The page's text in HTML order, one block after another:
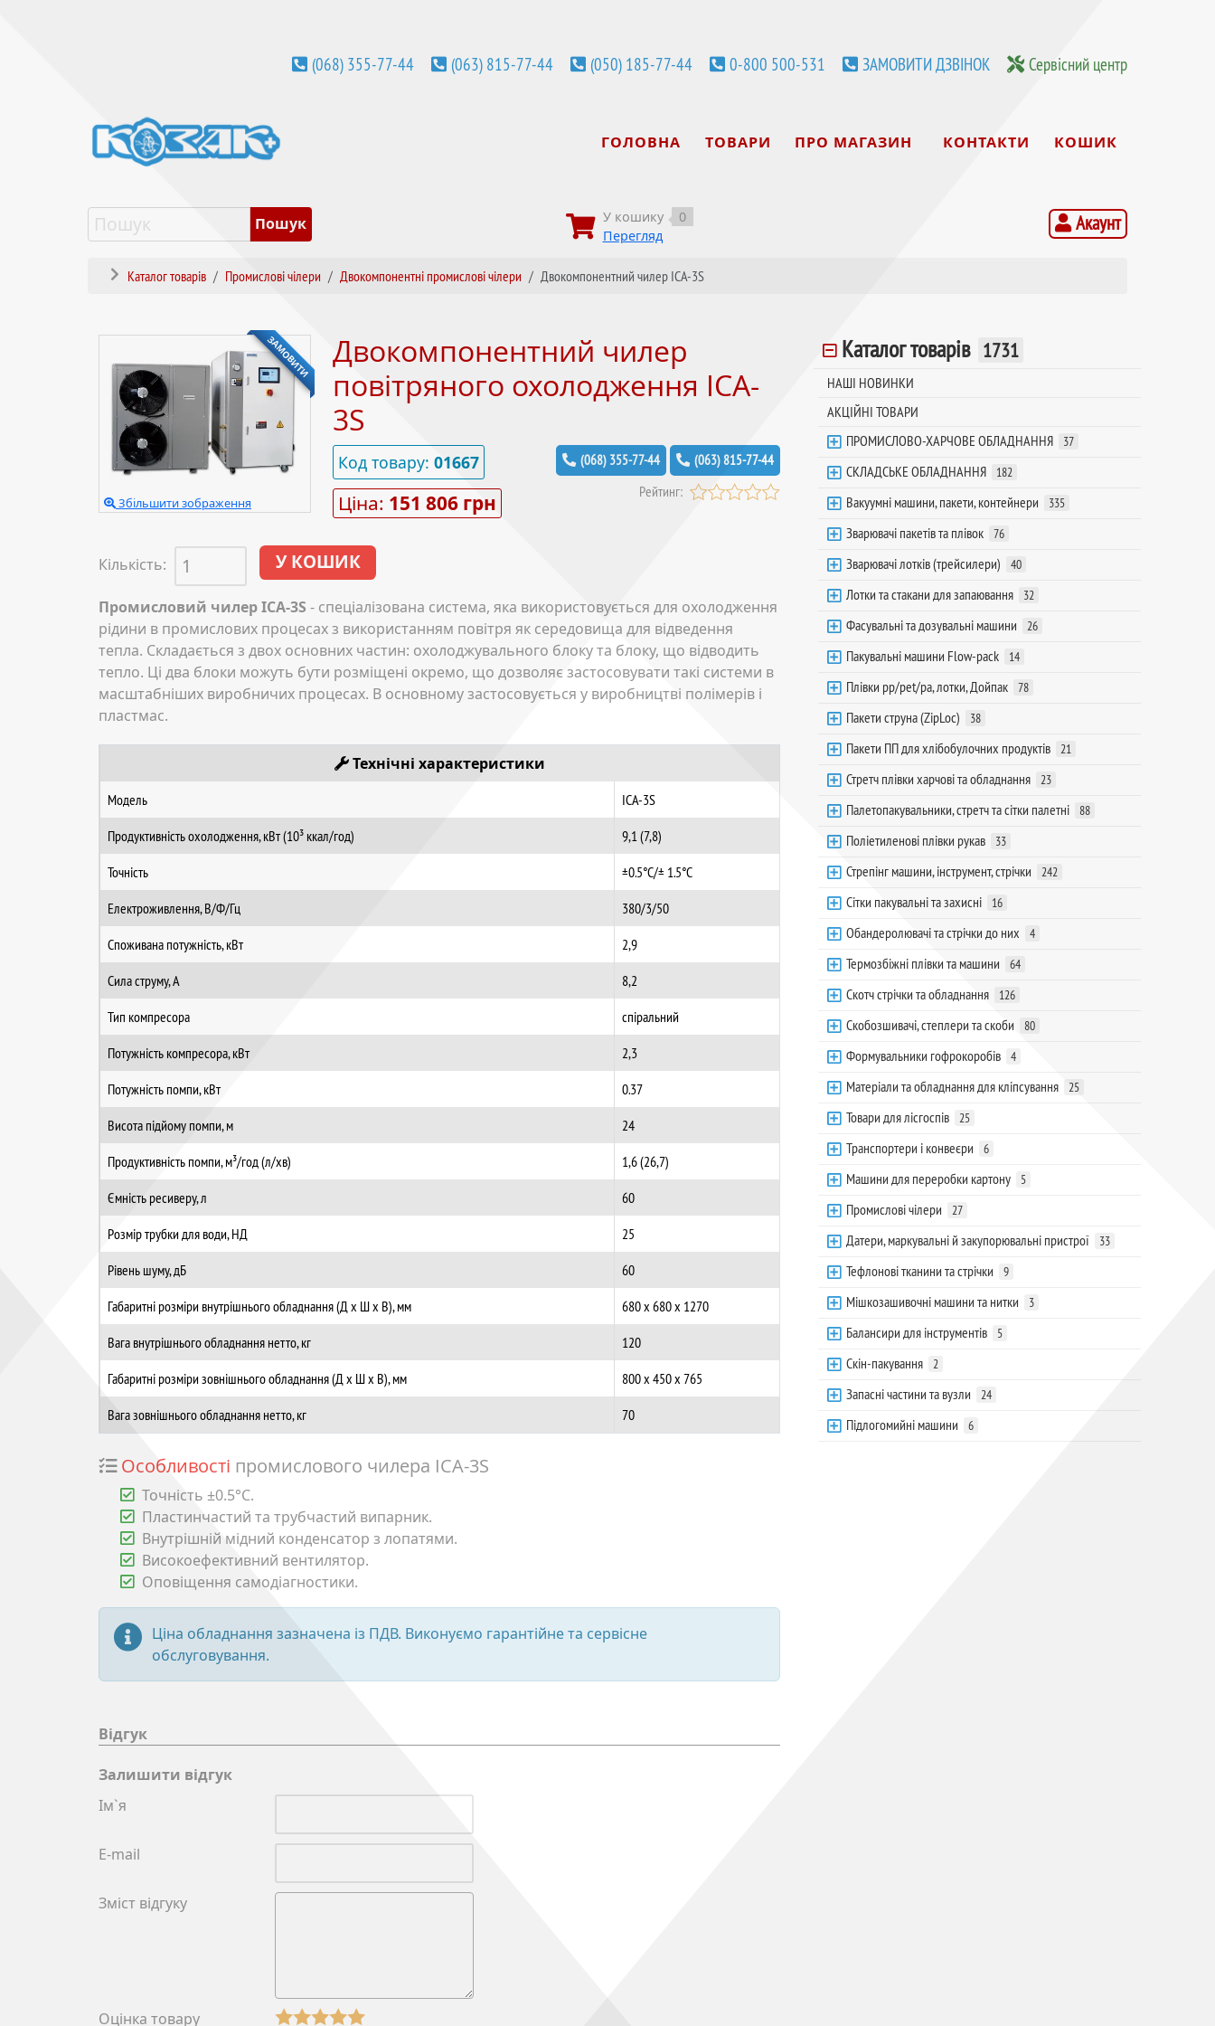
(068) 355-77-44 (063) 815-77-44 (050) 185-77-44 0-800 500-531 ЗАМОВИТИ ДЗВІНОК Сервісний центр
ГОЛОВНА ТОВАРИ ПРО МАГАЗИН КОНТАКТИ КОШИК
У кошику
0
Перегляд
Акаунт
Каталог товарів Промислові чілери Двокомпонентні промислові чілери Двокомпонентний чилер ICA-3S
ЗАМОВИТИ
Збільшити зображення
Двокомпонентний чилер
повітряного охолодження ICA-
3S
(068) 355-77-44 (063) 815-77-44
Рейтинг:
Код товару:01667
Ціна: 151 806 грн
Кількість:
Промисловий чилер ICA-3S - спеціалізована система, яка використовується для охолодження
рідини в промислових процесах з використанням повітря як середовища для відведення
тепла. Складається з двох основних частин: охолоджувального блоку та блоку, що відводить
тепло. Ці два блоки можуть бути розміщені окремо, що дозволяє застосовувати такі системи в
масштабніших виробничих процесах. В основному застосовується у виробництві полімерів і
пластмас.
Технічні характеристики
Модель
ICA-3S
Продуктивність охолодження, кВт (10³ ккал/год)
9,1 (7,8)
Точність
±0.5°C/± 1.5°C
Електроживлення, В/Ф/Гц
380/3/50
Споживана потужність, кВт
2,9
Сила струму, А
8,2
Тип компресора
спіральний
Потужність компресора, кВт
2,3
Потужність помпи, кВт
0.37
Висота підйому помпи, м
24
Продуктивність помпи, м³/год (л/хв)
1,6 (26,7)
Ємність ресиверу, л
60
Розмір трубки для води, НД
25
Рівень шуму, дБ
60
Габаритні розміри внутрішнього обладнання (Д х Ш х В), мм
680 х 680 х 1270
Вага внутрішнього обладнання нетто, кг
120
Габаритні розміри зовнішнього обладнання (Д х Ш х В), мм
800 х 450 х 765
Вага зовнішнього обладнання нетто, кг
70
Особливості промислового чилера ICA-3S
Точність ±0.5°C.
Пластинчастий та трубчастий випарник.
Внутрішній мідний конденсатор з лопатями.
Високоефективний вентилятор.
Оповіщення самодіагностики.
Ціна обладнання зазначена із ПДВ. Виконуємо гарантійне та сервісне
обслуговування.
Відгук
Залишити відгук
Ім`я
E-mail
Зміст відгуку
Оцінка товару
Каталог товарів 1731
НАШІ НОВИНКИ
АКЦІЙНІ ТОВАРИ
ПРОМИСЛОВО-ХАРЧОВЕ ОБЛАДНАННЯ
37
СКЛАДСЬКЕ ОБЛАДНАННЯ 182
Вакуумні машини, пакети, контейнери 335
Зварювачі пакетів та плівок 76
Зварювачі лотків (трейсилери) 40
Лотки та стакани для запаювання 32
Фасувальні та дозувальні машини 26
Пакувальні машини Flow-pack 14
Плівки pp/pet/pa, лотки, Дойпак 78
Пакети струна (ZipLoc) 38
Пакети ПП для хлібобулочних продуктів 21
Стретч плівки харчові та обладнання 23
Палетопакувальники, стретч та сітки палетні 88
Поліетиленові плівки рукав 33
Стрепінг машини, інструмент, стрічки 242
Сітки пакувальні та захисні 16
Обандеролювачі та стрічки до них 4
Термозбіжні плівки та машини 64
Скотч стрічки та обладнання 126
Скобозшивачі, степлери та скоби 80
Формувальники гофрокоробів 4
Матеріали та обладнання для кліпсування 25
Товари для лісгоспів 25
Транспортери і конвеєри 6
Машини для переробки картону 5
Промислові чілери 27
Датери, маркувальні й закупорювальні пристрої 33
Тефлонові тканини та стрічки 9
Мішкозашивочні машини та нитки 3
Балансири для інструментів 5
Скін-пакування 2
Запасні частини та вузли 24
Підлогомийні машини 6